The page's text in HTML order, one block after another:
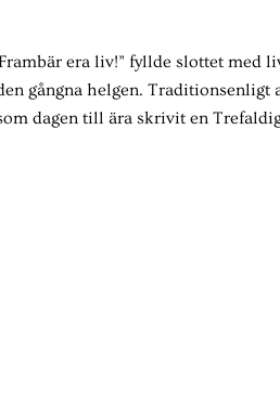
era liv!” fyllde slottet med
gångna helgen. Traditionsenligt
dagen till ära skrivit en